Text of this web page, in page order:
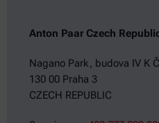
Anton Paar Czech
Nagano Park, budova IV K
130 00 Praha 3
CZECH REPUBLIC